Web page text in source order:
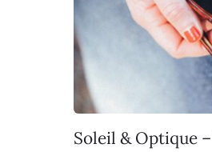
Soleil & Optique